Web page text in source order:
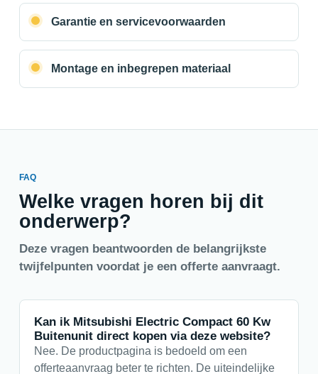
Garantie en servicevoorwaarden
Montage en inbegrepen materiaal
FAQ
Welke vragen horen bij dit
onderwerp?
Deze vragen beantwoorden de belangrijkste
twijfelpunten voordat je een offerte aanvraagt.
Kan ik Mitsubishi Electric Compact 60 Kw
Buitenunit direct kopen via deze website?
Nee. De productpagina is bedoeld om een
offerteaanvraag beter te richten. De uiteindelijke